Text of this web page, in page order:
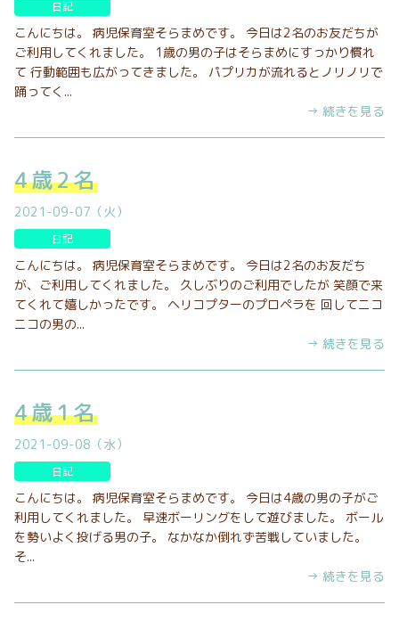
日記
こんにちは。 病児保育室そらまめです。 今日は2名のお友だちが
ご利用してくれました。 1歳の男の子はそらまめにすっかり慣れ
て 行動範囲も広がってきました。 パプリカが流れるとノリノリで
踊ってく...
→ 続きを見る
4歳2名
2021-09-07（火）
日記
こんにちは。 病児保育室そらまめです。 今日は2名のお友だち
が、ご利用してくれました。 久しぶりのご利用でしたが 笑顔で来
てくれて嬉しかったです。 ヘリコプターのプロペラを 回してニコ
ニコの男の...
→ 続きを見る
4歳1名
2021-09-08（水）
日記
こんにちは。 病児保育室そらまめです。 今日は4歳の男の子がご
利用してくれました。 早速ボーリングをして遊びました。 ボール
を勢いよく投げる男の子。 なかなか倒れず苦戦していました。
そ...
→ 続きを見る